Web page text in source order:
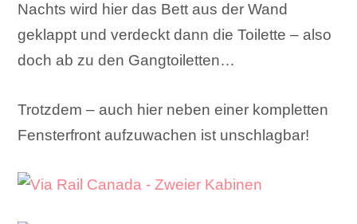
Nachts wird hier das Bett aus der Wand
geklappt und verdeckt dann die Toilette – also
doch ab zu den Gangtoiletten…
Trotzdem – auch hier neben einer kompletten
Fensterfront aufzuwachen ist unschlagbar!